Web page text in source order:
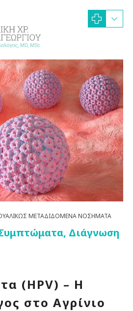
ΜΕΤΑΔΙΔΌΜΕΝΑ ΝΟΣΉΜΑΤΑ
Διάγνωση
(HPV) – Η
στο Αγρίνιο